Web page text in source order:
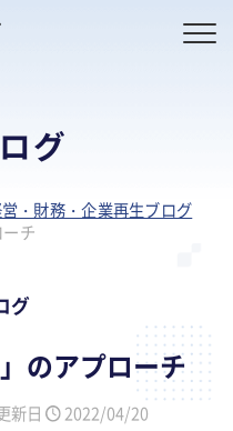
グ
・財務・企業再生ブログ
チ
グ
のアプローチ
新日 2022/04/20